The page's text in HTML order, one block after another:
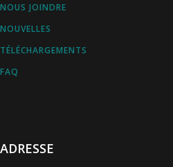
ADRESSE
NOUS JOINDRE
NOUVELLES
TÉLÉCHARGEMENTS
FAQ